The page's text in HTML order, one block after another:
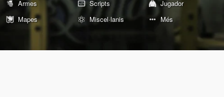
Armes
Scripts
Jugador
Mapes
Miscel·lanis Més